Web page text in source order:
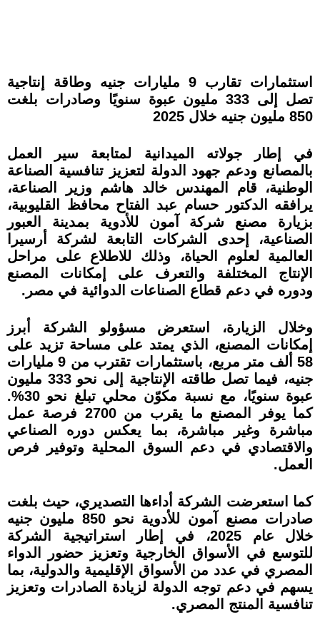
استثمارات تقارب 9 مليارات جنيه وطاقة إنتاجية
تصل إلى 333 مليون عبوة سنويًا وصادرات بلغت
850 مليون جنيه خلال 2025
في إطار جولاته الميدانية لمتابعة سير العمل
بالمصانع ودعم جهود الدولة لتعزيز تنافسية الصناعة
الوطنية، قام المهندس خالد هاشم وزير الصناعة،
يرافقه الدكتور حسام عبد الفتاح محافظ القليوبية،
بزيارة مصنع شركة آمون للأدوية بمدينة العبور
الصناعية، إحدى الشركات التابعة لشركة أرسيرا
العالمية لعلوم الحياة، وذلك للاطلاع على مراحل
الإنتاج المختلفة والتعرف على إمكانات المصنع
ودوره في دعم قطاع الصناعات الدوائية في مصر.
وخلال الزيارة، استعرض مسؤولو الشركة أبرز
إمكانات المصنع، الذي يمتد على مساحة تزيد على
58 ألف متر مربع، باستثمارات تقترب من 9 مليارات
جنيه، فيما تصل طاقته الإنتاجية إلى نحو 333 مليون
عبوة سنويًا، مع نسبة مكوّن محلي تبلغ نحو 30%.
كما يوفر المصنع ما يقرب من 2700 فرصة عمل
مباشرة وغير مباشرة، بما يعكس دوره الصناعي
والاقتصادي في دعم السوق المحلية وتوفير فرص
العمل.
كما استعرضت الشركة أداءها التصديري، حيث بلغت
صادرات مصنع آمون للأدوية نحو 850 مليون جنيه
خلال عام 2025، في إطار استراتيجية الشركة
للتوسع في الأسواق الخارجية وتعزيز حضور الدواء
المصري في عدد من الأسواق الإقليمية والدولية، بما
يسهم في دعم توجه الدولة لزيادة الصادرات وتعزيز
تنافسية المنتج المصري.